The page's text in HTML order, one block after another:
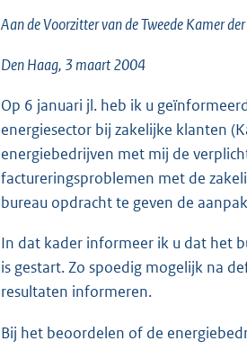
Aan de Voorzitter van de Tweede Kamer
Den Haag, 3 maart 2004
Op 6 januari jl. heb ik u
energiesector bij zakelijke klanten
energiebedrijven met mij de
factureringsproblemen met de
bureau opdracht te geven de
In dat kader informeer ik u dat het
is gestart. Zo spoedig mogelijk na
resultaten informeren.
Bij het beoordelen of de